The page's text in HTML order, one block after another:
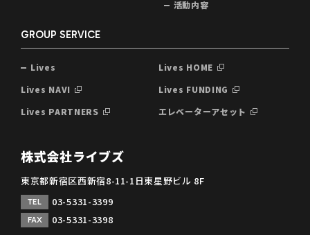
活動内容
GROUP SERVICE
Lives
Lives HOME
Lives NAVI
Lives FUNDING
Lives PARTNERS
エレベーターアセット
株式会社ライブズ
東京都新宿区西新宿8-11-1日東星野ビル 8F
TEL 03-5331-3399
FAX 03-5331-3398